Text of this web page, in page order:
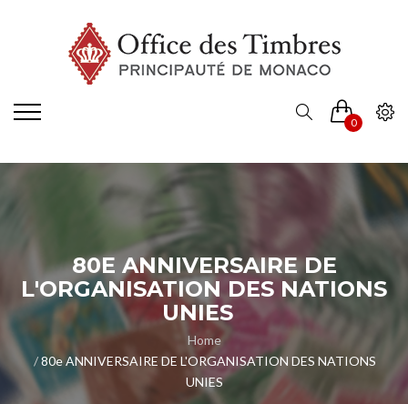
0
80E ANNIVERSAIRE DE
L'ORGANISATION DES NATIONS
UNIES
Home
80e ANNIVERSAIRE DE L'ORGANISATION DES NATIONS
UNIES